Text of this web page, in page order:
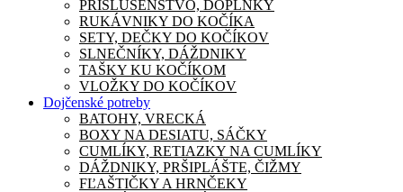
PRÍSLUŠENSTVO, DOPLNKY
RUKÁVNIKY DO KOČÍKA
SETY, DEČKY DO KOČÍKOV
SLNEČNÍKY, DÁŽDNIKY
TAŠKY KU KOČÍKOM
VLOŽKY DO KOČÍKOV
Dojčenské potreby
BATOHY, VRECKÁ
BOXY NA DESIATU, SÁČKY
CUMLÍKY, RETIAZKY NA CUMLÍKY
DÁŽDNIKY, PRŠIPLÁŠTE, ČIŽMY
FĽAŠTIČKY A HRNČEKY